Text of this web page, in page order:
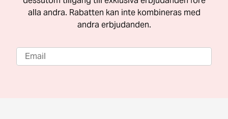
alla andra. Rabatten kan inte kombineras med
andra erbjudanden.